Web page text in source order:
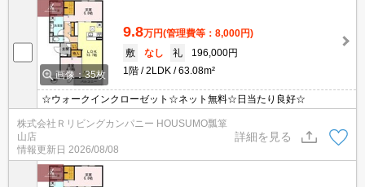
画像：35枚
9.8万円(管理費等：8,000円)
敷
なし 礼
196,000円
1階
2LDK 63.08m²
☆ウォークインクローゼット☆ネット無料☆日当たり良好☆
株式会社Ｒリビングカンパニー HOUSUMO瓢箪
山店
情報更新日 2026/08/08
詳細を見る